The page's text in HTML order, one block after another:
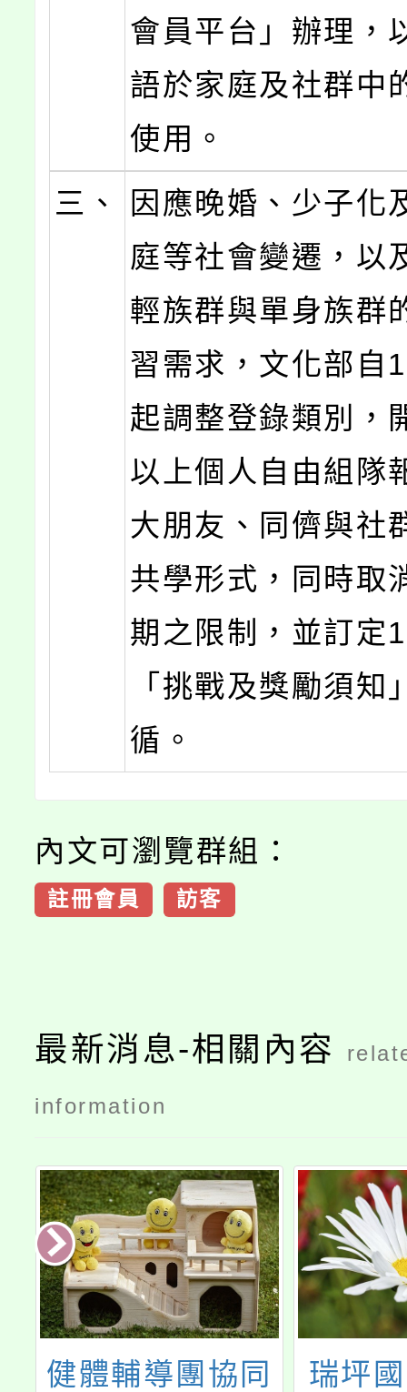
會員平台」辦理，
語於家庭及社群中
使用。
三、
因應晚婚、少子化
庭等社會變遷，以
輕族群與單身族群
習需求，文化部自
起調整登錄類別，
以上個人自由組隊
大朋友、同儕與社
共學形式，同時取
期之限制，並訂定
「挑戰及獎勵須知
循。
內文可瀏覽群組：
註冊會員 訪客
最新消息-相關內容
information
健體輔導團協同
瑞坪